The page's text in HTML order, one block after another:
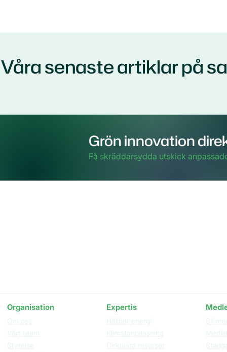
Våra senaste artiklar på
Grön innovation
Få skräddarsydda utskick
Organisation​
Om oss
Vårt team
Styrelse
Expertis
Hållbar energi
Klimatanpassning
Cirkulära resurser
Bli